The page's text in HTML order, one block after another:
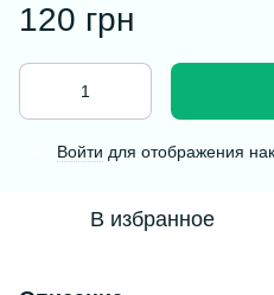
120 грн
Войти для отображения
В избранное